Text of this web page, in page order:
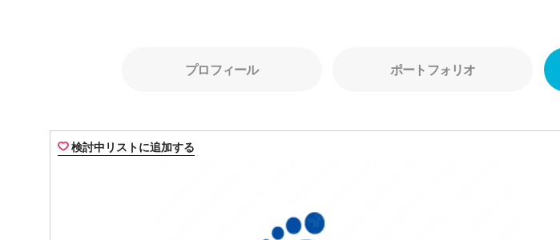
プロフィール ポートフォリオ
検討中リストに追加する